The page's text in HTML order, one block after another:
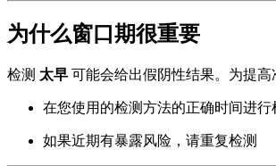
为什么窗口期很重要
检测 太早 可能会给出假阴性结果。为提高
在您使用的检测方法的正确时间进行
如果近期有暴露风险，请重复检测